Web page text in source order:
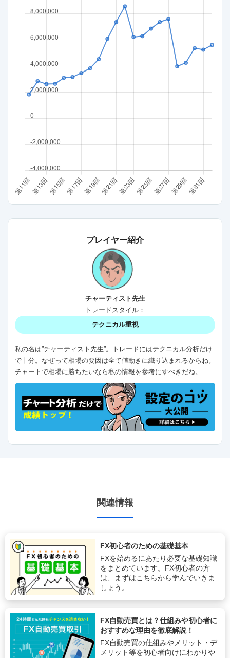
プレイヤー紹介
チャーティスト先生
トレードスタイル：
テクニカル重視
私の名は”チャーティスト先生”。トレードにはテクニカル分析だけ
で十分。なぜって相場の要因は全て値動きに織り込まれるからね。
チャートで相場に勝ちたいなら私の情報を参考にすべきだね。
関連情報
FX初心者のための基礎基本
FXを始めるにあたり必要な基礎知識
をまとめています。FX初心者の方
は、まずはこちらから学んでいきま
しょう。
FX自動売買とは？仕組みや初心者に
おすすめな理由を徹底解説！
FX自動売買の仕組みやメリット・デ
メリット等を初心者向けにわかりや